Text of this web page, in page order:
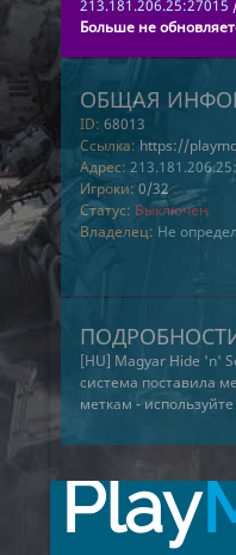
213.181.206.25:27015
Больше не
ОБЩАЯ
ID: 68013
Ссылка: https://
Адрес:
Игроки: 0/32
Статус: Выключен
Владелец: Не
[HU] Magyar Hide 'n'
система поставила
меткам -
Play